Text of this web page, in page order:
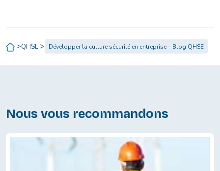
>QHSE > Développer la culture sécurité en entreprise – Blog QHSE
Nous vous recommandons